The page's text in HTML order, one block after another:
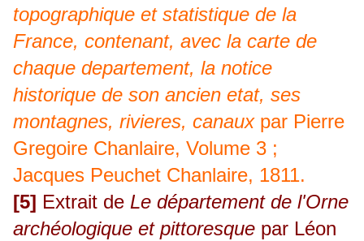
topographique et statistique de la
France, contenant, avec la carte de
chaque departement, la notice
historique de son ancien etat, ses
montagnes, rivieres, canaux par Pierre
Gregoire Chanlaire, Volume 3 ;
Jacques Peuchet Chanlaire, 1811.
[5] Extrait de Le département de l'Orne
archéologique et pittoresque par Léon